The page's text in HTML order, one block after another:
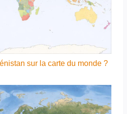
sur la carte du monde ?